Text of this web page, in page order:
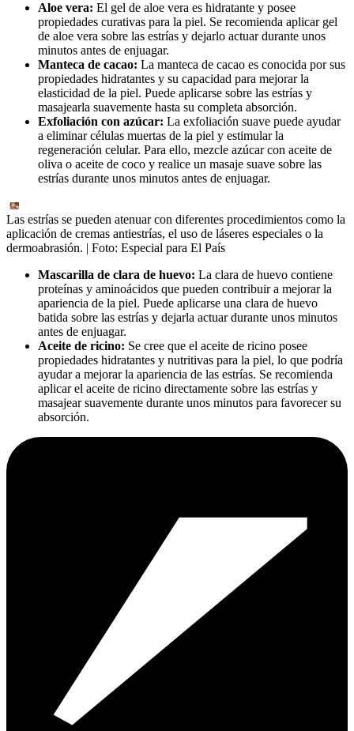
Aloe vera: El gel de aloe vera es hidratante y posee
propiedades curativas para la piel. Se recomienda aplicar gel
de aloe vera sobre las estrías y dejarlo actuar durante unos
minutos antes de enjuagar.
Manteca de cacao: La manteca de cacao es conocida por sus
propiedades hidratantes y su capacidad para mejorar la
elasticidad de la piel. Puede aplicarse sobre las estrías y
masajearla suavemente hasta su completa absorción.
Exfoliación con azúcar: La exfoliación suave puede ayudar
a eliminar células muertas de la piel y estimular la
regeneración celular. Para ello, mezcle azúcar con aceite de
oliva o aceite de coco y realice un masaje suave sobre las
estrías durante unos minutos antes de enjuagar.
Las estrías se pueden atenuar con diferentes procedimientos como la
aplicación de cremas antiestrías, el uso de láseres especiales o la
dermoabrasión. | Foto: Especial para El País
Mascarilla de clara de huevo: La clara de huevo contiene
proteínas y aminoácidos que pueden contribuir a mejorar la
apariencia de la piel. Puede aplicarse una clara de huevo
batida sobre las estrías y dejarla actuar durante unos minutos
antes de enjuagar.
Aceite de ricino: Se cree que el aceite de ricino posee
propiedades hidratantes y nutritivas para la piel, lo que podría
ayudar a mejorar la apariencia de las estrías. Se recomienda
aplicar el aceite de ricino directamente sobre las estrías y
masajear suavemente durante unos minutos para favorecer su
absorción.